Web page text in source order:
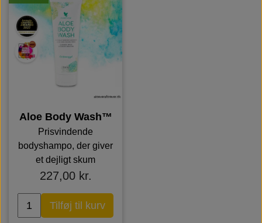
Aloe Body Wash™
Prisvindende
bodyshampo, der giver
et dejligt skum
227,00 kr.
Tilføj til kurv